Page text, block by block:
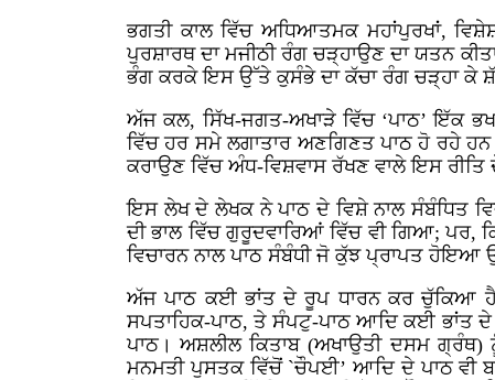
ਭਗਤੀ ਕਾਲ ਵਿੱਚ ਅਧਿਆਤਮਕ ਮਹਾਂਪੁਰਖਾਂ,
ਪੁਰਸ਼ਾਰਥ ਦਾ ਮਜੀਠੀ ਰੰਗ ਚੜ੍ਹਾਉਣ ਦਾ ਯਤਨ
ਭੰਗ ਕਰਕੇ ਇਸ ਉੱਤੇ ਕੁਸੰਭੇ ਦਾ ਕੱਚਾ ਰੰਗ ਚੜ੍ਹਾ ਕੇ
ਅੱਜ ਕਲ, ਸਿੱਖ-ਜਗਤ-ਅਖਾੜੇ ਵਿੱਚ ‘ਪਾਠ’ ਇੱਕ
ਵਿੱਚ ਹਰ ਸਮੇ ਲਗਾਤਾਰ ਅਣਗਿਣਤ ਪਾਠ ਹੋ ਰਹੇ
ਕਰਾਉਣ ਵਿੱਚ ਅੰਧ-ਵਿਸ਼ਵਾਸ ਰੱਖਣ ਵਾਲੇ ਇਸ
ਇਸ ਲੇਖ ਦੇ ਲੇਖਕ ਨੇ ਪਾਠ ਦੇ ਵਿਸ਼ੇ ਨਾਲ ਸੰਬੰਧਿਤ
ਦੀ ਭਾਲ ਵਿੱਚ ਗੁਰੂਦਵਾਰਿਆਂ ਵਿੱਚ ਵੀ ਗਿਆ; ਪਰ,
ਵਿਚਾਰਨ ਨਾਲ ਪਾਠ ਸੰਬੰਧੀ ਜੋ ਕੁੱਝ ਪ੍ਰਾਪਤ ਹੋਇਆ
ਅੱਜ ਪਾਠ ਕਈ ਭਾਂਤ ਦੇ ਰੂਪ ਧਾਰਨ ਕਰ ਚੁੱਕਿਆ
ਸਪਤਾਹਿਕ-ਪਾਠ, ਤੇ ਸੰਪਟੁ-ਪਾਠ ਆਦਿ ਕਈ ਭਾਂਤ
ਪਾਠ। ਅਸ਼ਲੀਲ ਕਿਤਾਬ (ਅਖਾਉਤੀ ਦਸਮ
ਮਨਮਤੀ ਪੁਸਤਕ ਵਿੱਚੋਂ `ਚੌਪਈ’ ਆਦਿ ਦੇ ਪਾਠ ਵੀ